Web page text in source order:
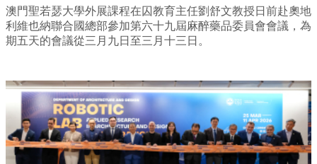
澳門聖若瑟大學外展課程在囚教育主任劉舒文教授日前赴奧地
利維也納聯合國總部參加第六十九屆麻醉藥品委員會會議，為
期五天的會議從三月九日至三月十三日。